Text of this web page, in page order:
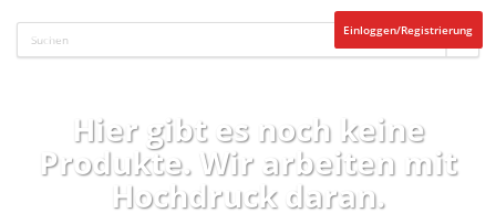
Einloggen/Registrierung
Hier gibt es noch keine
Produkte. Wir arbeiten mit
Hochdruck daran.